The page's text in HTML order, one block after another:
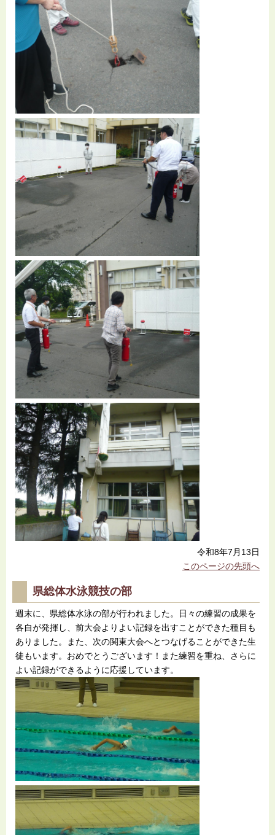
令和8年7月13日
このページの先頭へ
県総体水泳競技の部
週末に、県総体水泳の部が行われました。日々の練習の成果を
各自が発揮し、前大会よりよい記録を出すことができた種目も
ありました。また、次の関東大会へとつなげることができた生
徒もいます。おめでとうございます！また練習を重ね、さらに
よい記録ができるように応援しています。